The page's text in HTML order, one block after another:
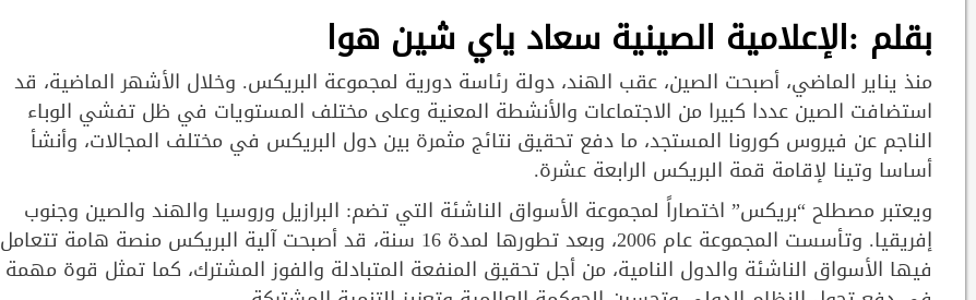
بقلم :الإعلامية الصينية سعاد ياي شين هوا
منذ يناير الماضي، أصبحت الصين، عقب الهند، دولة رئاسة دورية لمجموعة البريكس. وخلال الأشهر الماضية، قد
استضافت الصين عددا كبيرا من الاجتماعات والأنشطة المعنية وعلى مختلف المستويات في ظل تفشي الوباء
الناجم عن فيروس كورونا المستجد، ما دفع تحقيق نتائج مثمرة بين دول البريكس في مختلف المجالات، وأنشأ
أساسا وتينا لإقامة قمة البريكس الرابعة عشرة.
ويعتبر مصطلح “بريكس” اختصاراً لمجموعة الأسواق الناشئة التي تضم: البرازيل وروسيا والهند والصين وجنوب
إفريقيا. وتأسست المجموعة عام 2006، وبعد تطورها لمدة 16 سنة، قد أصبحت آلية البريكس منصة هامة تتعامل
فيها الأسواق الناشئة والدول النامية، من أجل تحقيق المنفعة المتبادلة والفوز المشترك، كما تمثل قوة مهمة